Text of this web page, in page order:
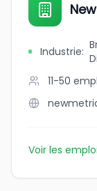
Industrie:
11-50
Voir les